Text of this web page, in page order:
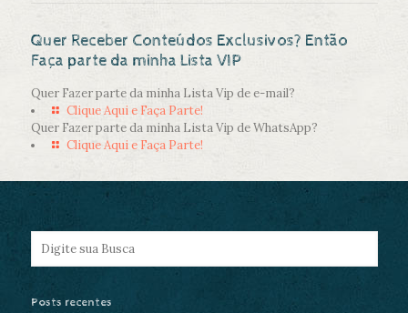
Quer Receber Conteúdos Exclusivos? Então
Faça parte da minha Lista VIP
Quer Fazer parte da minha Lista Vip de e-mail?
Clique Aqui e Faça Parte!
Quer Fazer parte da minha Lista Vip de WhatsApp?
Clique Aqui e Faça Parte!
Posts recentes